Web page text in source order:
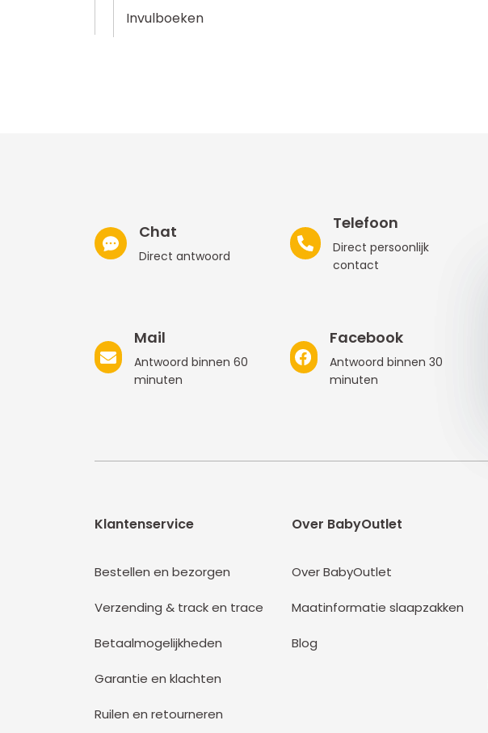
Invulboeken
Chat
Direct antwoord
Telefoon
Direct persoonlijk
contact
Mail
Antwoord binnen 60
minuten
Facebook
Antwoord binnen 30
minuten
Klantenservice
Bestellen en bezorgen
Verzending & track en trace
Betaalmogelijkheden
Garantie en klachten
Ruilen en retourneren
Over BabyOutlet
Over BabyOutlet
Maatinformatie slaapzakken
Blog